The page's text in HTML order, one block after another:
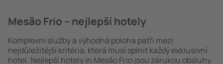
Mesão Frio – nejlepší hotely
Komplexní služby a výhodná poloha patří mezi
nejdůležitější kritéria, která musí splnit každý exklusivní
hotel. Nejlepší hotely in Mesão Frio jsou zárukou obsluhy